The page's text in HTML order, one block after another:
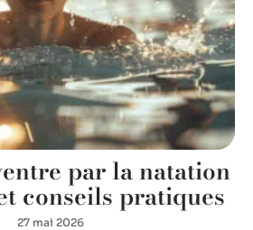
par la natation
conseils pratiques
27 mai 2026